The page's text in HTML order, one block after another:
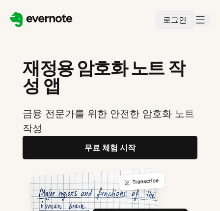
로그인
재정용 암호화 노트 작
성 앱
금융 전문가를 위한 안전한 암호화 노트
작성
무료 체험 시작